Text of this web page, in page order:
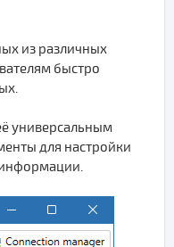
из различных
быстро
универсальным
для настройки